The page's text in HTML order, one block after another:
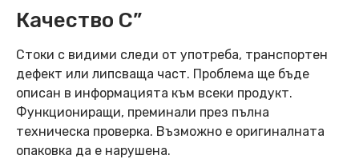
Качество C”
Стоки с видими следи от употреба, транспортен
дефект или липсваща част. Проблема ще бъде
описан в информацията към всеки продукт.
Функциониращи, преминали през пълна
техническа проверка. Възможно е оригиналната
опаковка да е нарушена.